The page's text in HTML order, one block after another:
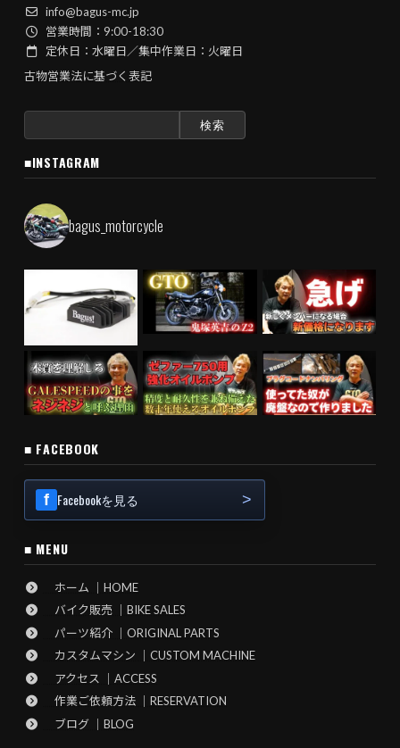
info@bagus-mc.jp
営業時間：9:00-18:30
定休日：水曜日／集中作業日：火曜日
古物営業法に基づく表記
■INSTAGRAM
bagus_motorcycle
■ FACEBOOK
Facebookを見る
■ MENU
ホーム ｜HOME
バイク販売 ｜BIKE SALES
パーツ紹介 ｜ORIGINAL PARTS
カスタムマシン ｜CUSTOM MACHINE
アクセス ｜ACCESS
作業ご依頼方法 ｜RESERVATION
ブログ ｜BLOG